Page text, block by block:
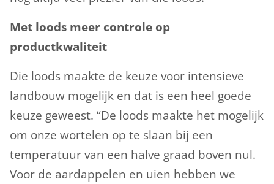
Met loods meer controle op
productkwaliteit
Die loods maakte de keuze voor intensieve
landbouw mogelijk en dat is een heel goede
keuze geweest. “De loods maakte het mogelijk
om onze wortelen op te slaan bij een
temperatuur van een halve graad boven nul.
Voor de aardappelen en uien hebben we